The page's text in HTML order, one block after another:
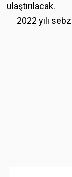
ulaştırılacak.
2022 yılı